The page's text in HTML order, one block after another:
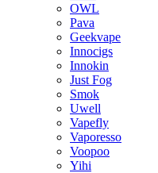
OWL
Pava
Geekvape
Innocigs
Innokin
Just Fog
Smok
Uwell
Vapefly
Vaporesso
Voopoo
Yihi